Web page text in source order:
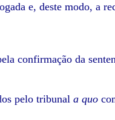
e, deste modo, a
confirmação da
pelo tribunal a quo